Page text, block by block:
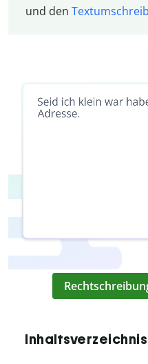
und den
Inhaltsverzeichnis